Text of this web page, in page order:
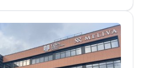
углубленное обучение по
тела у международного
Body Contouring Academy.
— автор и соавтор